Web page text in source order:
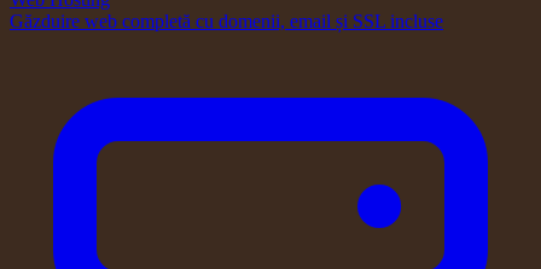
Găzduire web completă cu domenii, email și SSL incluse